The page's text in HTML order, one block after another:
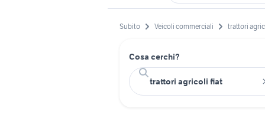
Subito Veicoli commerciali trattori
Cosa cerchi?